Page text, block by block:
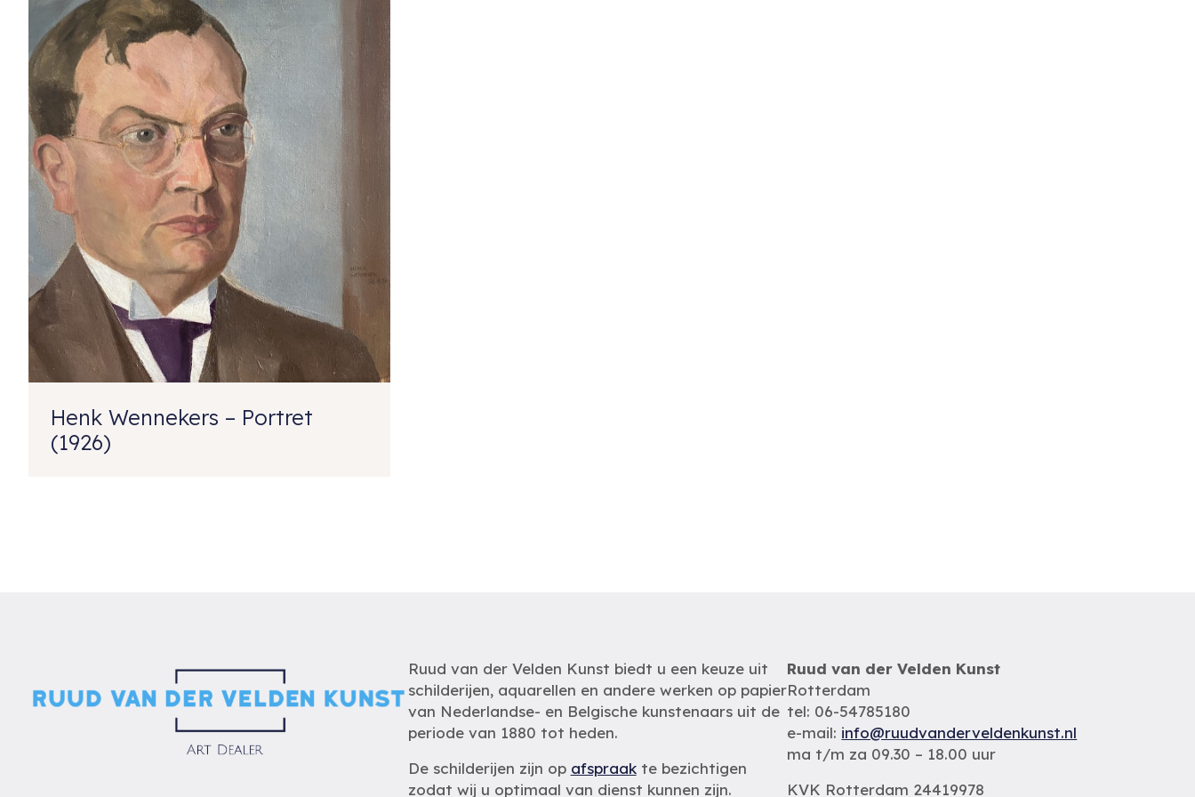
Henk Wennekers – Portret
(1926)
Ruud van der Velden Kunst biedt u een keuze uit
schilderijen, aquarellen en andere werken op papier
van Nederlandse- en Belgische kunstenaars uit de
periode van 1880 tot heden.
De schilderijen zijn op afspraakte bezichtigen
zodat wij u optimaal van dienst kunnen zijn.
Ruud van der Velden Kunst
Rotterdam
tel: 06-54785180
e-mail: info@ruudvanderveldenkunst.nl
ma t/m za 09.30 – 18.00 uur
KVK Rotterdam 24419978